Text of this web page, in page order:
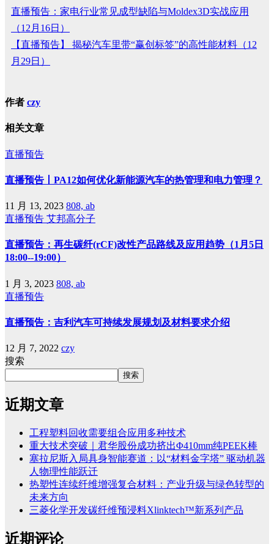
直播预告：家电行业常见成型缺陷与Moldex3D实战应用
（12月16日）
【直播预告】 揭秘汽车里带“赢创标签”的高性能材料（12
月29日）
作者 czy
相关文章
直播预告
直播预告丨PA12如何优化新能源汽车的热管理和电力管理？
11 月 13, 2023 808, ab
直播预告 艾邦高分子
直播预告：再生碳纤(rCF)改性产品路线及应用趋势（1月5日
18:00--19:00）
1 月 3, 2023 808, ab
直播预告
直播预告：吉利汽车可持续发展规划及材料要求介绍
12 月 7, 2022 czy
搜索
搜索
近期文章
工程塑料回收需要组合应用多种技术
重大技术突破｜君华股份成功挤出Φ410mm纯PEEK棒
塞拉尼斯入局具身智能赛道：以“材料金字塔” 驱动机器
人物理性能跃迁
热塑性连续纤维增强复合材料：产业升级与绿色转型的
未来方向
三菱化学开发碳纤维预浸料Xlinktech™新系列产品
近期评论